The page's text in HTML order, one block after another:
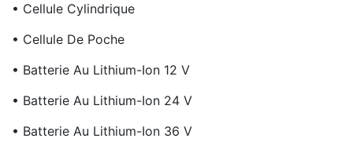
• Cellule Cylindrique
• Cellule De Poche
• Batterie Au Lithium-Ion 12 V
• Batterie Au Lithium-Ion 24 V
• Batterie Au Lithium-Ion 36 V